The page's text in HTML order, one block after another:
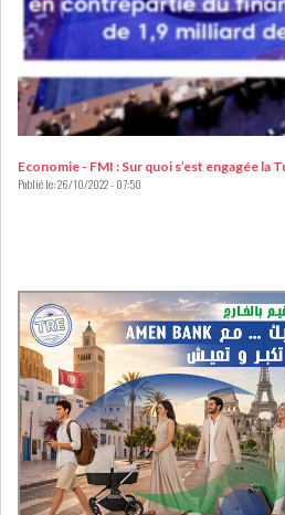
Economie - FMI : Sur quoi s’est engagée la
Publié le:26/10/2022 - 07:50